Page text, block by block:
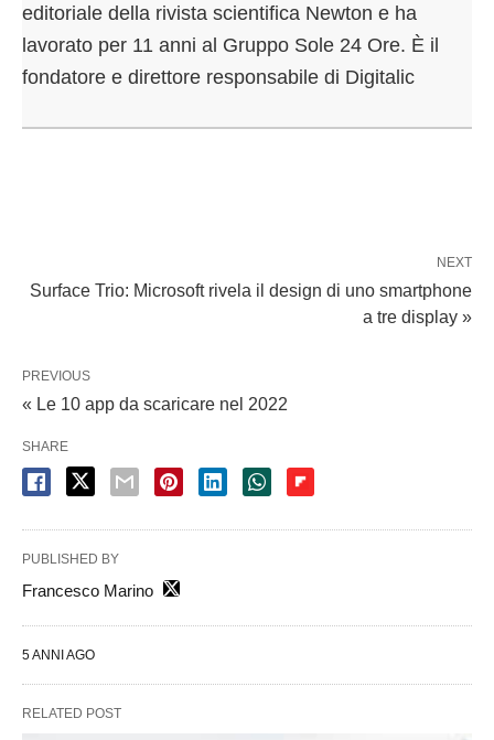
editoriale della rivista scientifica Newton e ha
lavorato per 11 anni al Gruppo Sole 24 Ore. È il
fondatore e direttore responsabile di Digitalic
NEXT
Surface Trio: Microsoft rivela il design di uno smartphone
a tre display »
PREVIOUS
« Le 10 app da scaricare nel 2022
SHARE
PUBLISHED BY
Francesco Marino
5 ANNI AGO
RELATED POST